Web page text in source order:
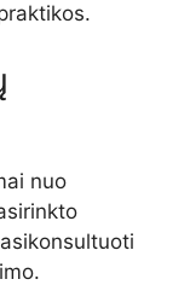
nuo